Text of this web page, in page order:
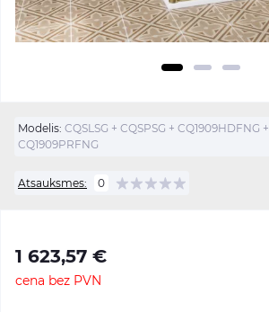
Modelis: CQSLSG + CQSPSG + CQ1909HDFNG +
CQ1909PRFNG
Atsauksmes: 0
1 623,57 €
cena bez PVN